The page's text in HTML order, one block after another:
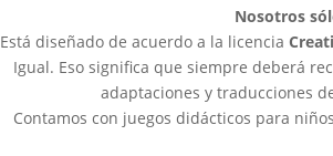
Nosotros
Está diseñado de acuerdo a la licencia
Igual. Eso significa que siempre deberá
adaptaciones y traducciones
Contamos con juegos didácticos para